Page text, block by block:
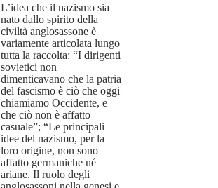
L’idea che il nazismo sia
nato dallo spirito della
civiltà anglosassone è
variamente articolata lungo
tutta la raccolta: “I dirigenti
sovietici non
dimenticavano che la patria
del fascismo è ciò che oggi
chiamiamo Occidente, e
che ciò non è affatto
casuale”; “Le principali
idee del nazismo, per la
loro origine, non sono
affatto germaniche né
ariane. Il ruolo degli